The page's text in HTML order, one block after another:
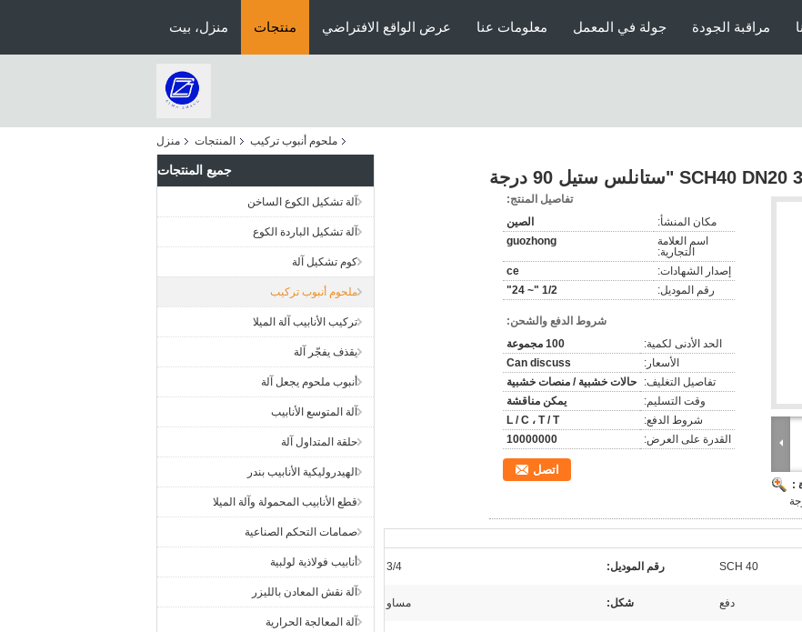
منزل، بيت منتجات عرض الواقع الافتراضي معلومات عنا جولة في المعمل مراقبة الجودة
منزل المنتجات ملحوم أنبوب تركيب
جميع المنتجات
آلة تشكيل الكوع الساخن
آلة تشكيل الباردة الكوع
كوم تشكيل آلة
ملحوم أنبوب تركيب
تركيب الأنابيب آلة الميلا
يقذف يفجّر آلة
أنبوب ملحوم يجعل آلة
آلة المتوسع الأنابيب
حلقة المتداول آلة
الهيدروليكية الأنابيب بندر
قطع الأنابيب المحمولة وآلة الميلا
صمامات التحكم الصناعية
أنابيب فولاذية لولبية
آلة نقش المعادن بالليزر
آلة المعالجة الحرارية
:
تفاصيل المنتج:
مكان المنشأ:
الصين
اسم العلامة
التجارية:
guozhong
إصدار الشهادات:
ce
رقم الموديل:
1/2 "~ 24"
شروط الدفع والشحن:
الحد الأدنى لكمية:
100 مجموعة
الأسعار:
Can discuss
تفاصيل التغليف:
حالات خشبية / منصات خشبية
وقت التسليم:
يمكن مناقشة
شروط الدفع:
L / C ، T / T
القدرة على العرض:
10000000
اتصل
SCH 40 رقم الموديل: 3/4
دفع شكل: مساو